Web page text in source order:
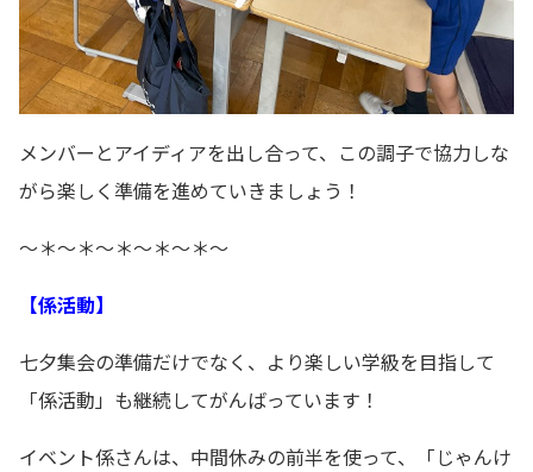
メンバーとアイディアを出し合って、この調子で協力しな
がら楽しく準備を進めていきましょう！
～＊～＊～＊～＊～＊～
【係活動】
七夕集会の準備だけでなく、より楽しい学級を目指して
「係活動」も継続してがんばっています！
イベント係さんは、中間休みの前半を使って、「じゃんけ